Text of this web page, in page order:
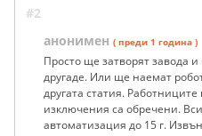
#2
анонимен ( преди 1 година )
Просто ще затворят завода
другаде. Или ще наемат
другата статия.
изключения са обречени.
автоматизация до 15 г.